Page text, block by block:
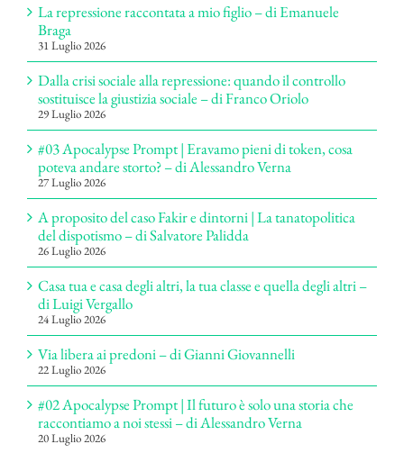
La repressione raccontata a mio figlio – di Emanuele
Braga
31 Luglio 2026
Dalla crisi sociale alla repressione: quando il controllo
sostituisce la giustizia sociale – di Franco Oriolo
29 Luglio 2026
#03 Apocalypse Prompt | Eravamo pieni di token, cosa
poteva andare storto? – di Alessandro Verna
27 Luglio 2026
A proposito del caso Fakir e dintorni | La tanatopolitica
del dispotismo – di Salvatore Palidda
26 Luglio 2026
Casa tua e casa degli altri, la tua classe e quella degli altri –
di Luigi Vergallo
24 Luglio 2026
Via libera ai predoni – di Gianni Giovannelli
22 Luglio 2026
#02 Apocalypse Prompt | Il futuro è solo una storia che
raccontiamo a noi stessi – di Alessandro Verna
20 Luglio 2026